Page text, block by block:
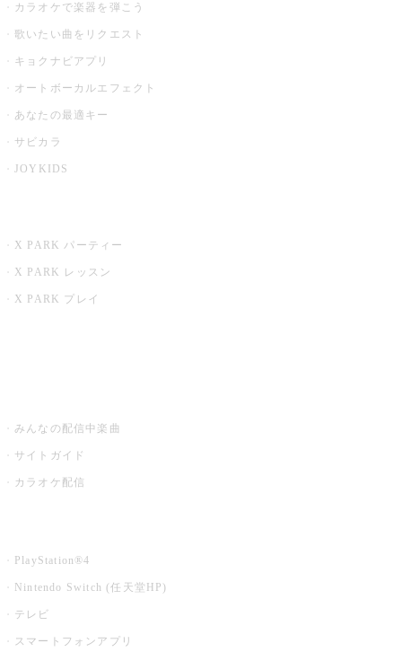
カラオケで楽器を弾こう
歌いたい曲をリクエスト
キョクナビアプリ
オートボーカルエフェクト
あなたの最適キー
サビカラ
JOYKIDS
X PARK パーティー
X PARK レッスン
X PARK プレイ
みんなの配信中楽曲
サイトガイド
カラオケ配信
PlayStation®4
Nintendo Switch (任天堂HP)
テレビ
スマートフォンアプリ